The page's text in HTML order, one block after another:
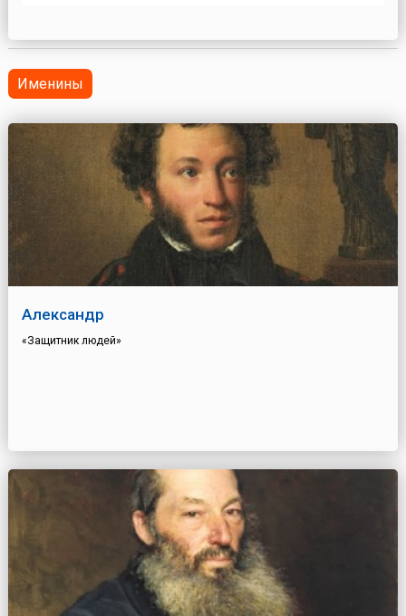
Именины
Александр
«Защитник людей»